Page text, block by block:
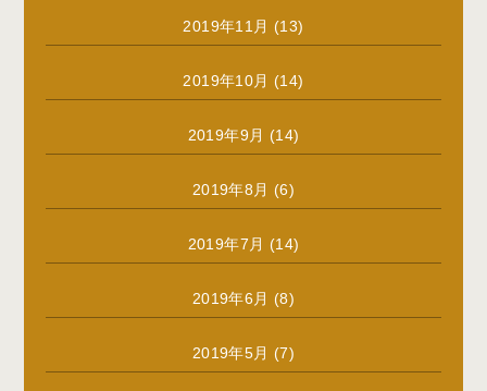
2019年11月 (13)
2019年10月 (14)
2019年9月 (14)
2019年8月 (6)
2019年7月 (14)
2019年6月 (8)
2019年5月 (7)